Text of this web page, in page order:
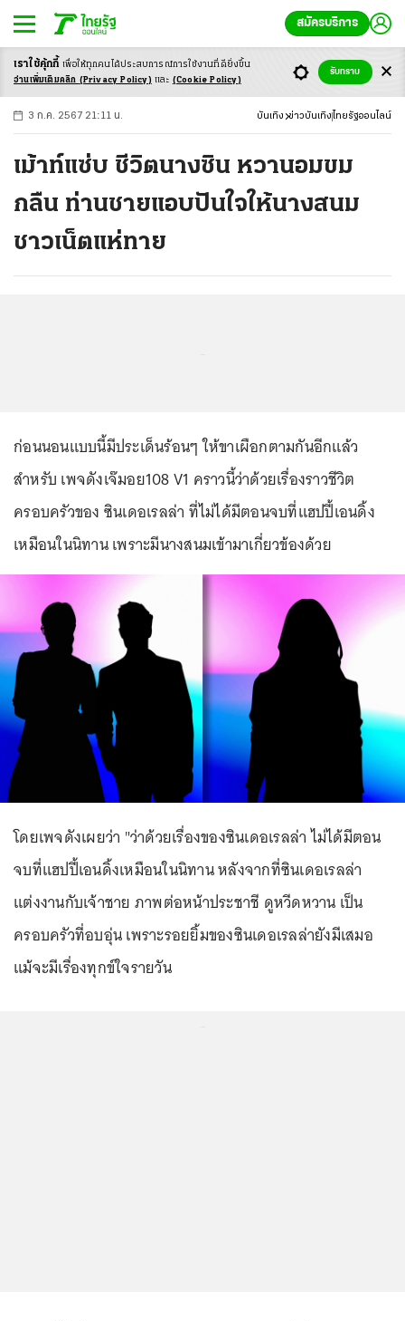
สมัครบริการ
-ก ก ก+
3 ก.ค. 2567 21:11 น. บันเทิง ข่าวบันเทิง ไทยรัฐออนไลน์
เม้าท์แซ่บ ชีวิตนางซิน หวานอมขม
กลืน ท่านชายแอบปันใจให้นางสนม
ชาวเน็ตแห่ทาย
ก่อนนอนแบบนี้มีประเด็นร้อนๆ ให้ขาเผือกตามกันอีกแล้ว
สำหรับ เพจดังเจ๊มอย108 V1 คราวนี้ว่าด้วยเรื่องราวชีวิต
ครอบครัวของ ซินเดอเรลล่า ที่ไม่ได้มีตอนจบที่แฮปปี้เอนดิ้ง
เหมือนในนิทาน เพราะมีนางสนมเข้ามาเกี่ยวข้องด้วย
โดยเพจดังเผยว่า "ว่าด้วยเรื่องของซินเดอเรลล่า ไม่ได้มีตอน
จบที่แฮปปี้เอนดิ้งเหมือนในนิทาน หลังจากที่ซินเดอเรลล่า
แต่งงานกับเจ้าชาย ภาพต่อหน้าประชาชี ดูหวีดหวาน เป็น
ครอบครัวที่อบอุ่น เพราะรอยยิ้มของซินเดอเรลล่ายังมีเสมอ
แม้จะมีเรื่องทุกข์ใจรายวัน
เราใช้คุ้กกี้ เพื่อให้ทุกคนได้ประสบการณ์การใช้งานที่ดียิ่งขึ้น
อ่านเพิ่มเติมคลิก (Privacy Policy) และ (Cookie Policy)
รับทราบ